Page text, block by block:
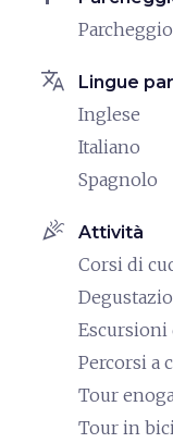
Parcheggio
translate Lingue
Inglese
Italiano
Spagnolo
celebration Attività
Corsi di
Percorsi a
Tour
Tour in